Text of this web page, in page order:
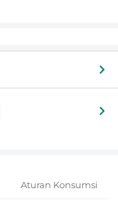
Aturan Konsumsi